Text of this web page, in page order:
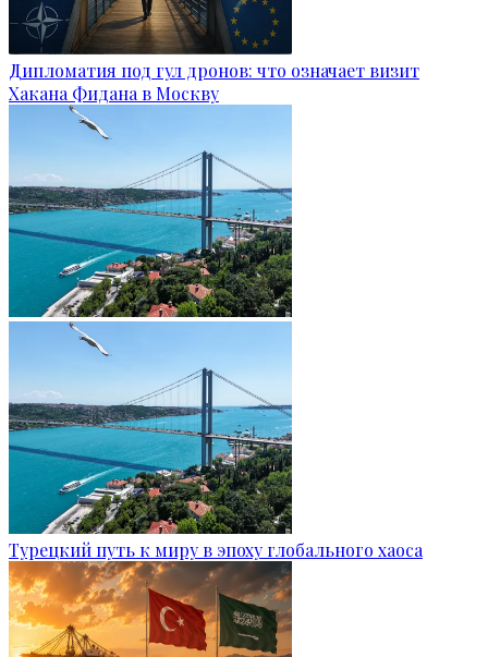
Дипломатия под гул дронов: что означает визит
Хакана Фидана в Москву
Турецкий путь к миру в эпоху глобального хаоса